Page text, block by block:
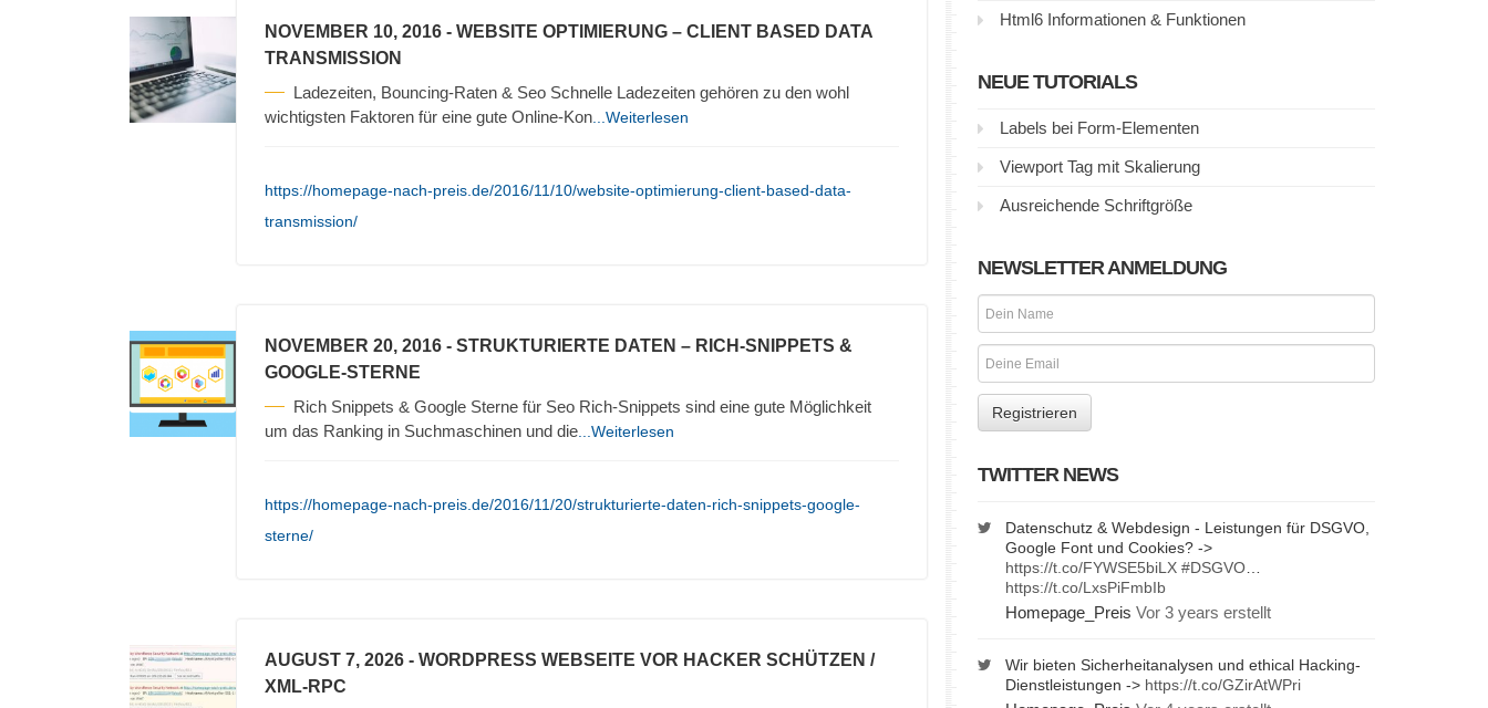
NOVEMBER 10, 2016 - WEBSITE OPTIMIERUNG – CLIENT BASED DATA
TRANSMISSION
Ladezeiten, Bouncing-Raten & Seo Schnelle Ladezeiten gehören zu den wohl
wichtigsten Faktoren für eine gute Online-Kon ...Weiterlesen
https://homepage-nach-preis.de/2016/11/10/website-optimierung-client-based-data-
transmission/
NOVEMBER 20, 2016 - STRUKTURIERTE DATEN – RICH-SNIPPETS &
GOOGLE-STERNE
Rich Snippets & Google Sterne für Seo Rich-Snippets sind eine gute Möglichkeit
um das Ranking in Suchmaschinen und die ...Weiterlesen
https://homepage-nach-preis.de/2016/11/20/strukturierte-daten-rich-snippets-google-
sterne/
AUGUST 7, 2026 - WORDPRESS WEBSEITE VOR HACKER SCHÜTZEN /
XML-RPC
Html6 Informationen & Funktionen
NEUE TUTORIALS
Labels bei Form-Elementen
Viewport Tag mit Skalierung
Ausreichende Schriftgröße
NEWSLETTER ANMELDUNG
TWITTER NEWS
Datenschutz & Webdesign - Leistungen für DSGVO,
Google Font und Cookies? ->
https://t.co/FYWSE5biLX #DSGVO…
https://t.co/LxsPiFmbIb
Homepage_Preis Vor 3 years erstellt
Wir bieten Sicherheitanalysen und ethical Hacking-
Dienstleistungen -> https://t.co/GZirAtWPri